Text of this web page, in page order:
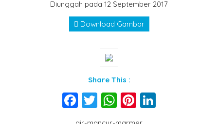
Diunggah pada 12 September 2017
Download Gambar
Share This :
Facebook
Twitter
WhatsApp
Pinterest